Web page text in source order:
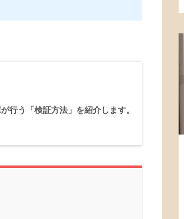
が行う「検証方法」を紹介します。